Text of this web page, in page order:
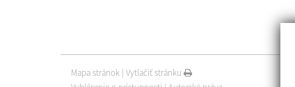
Mapa stránok | Vytlačiť stránku